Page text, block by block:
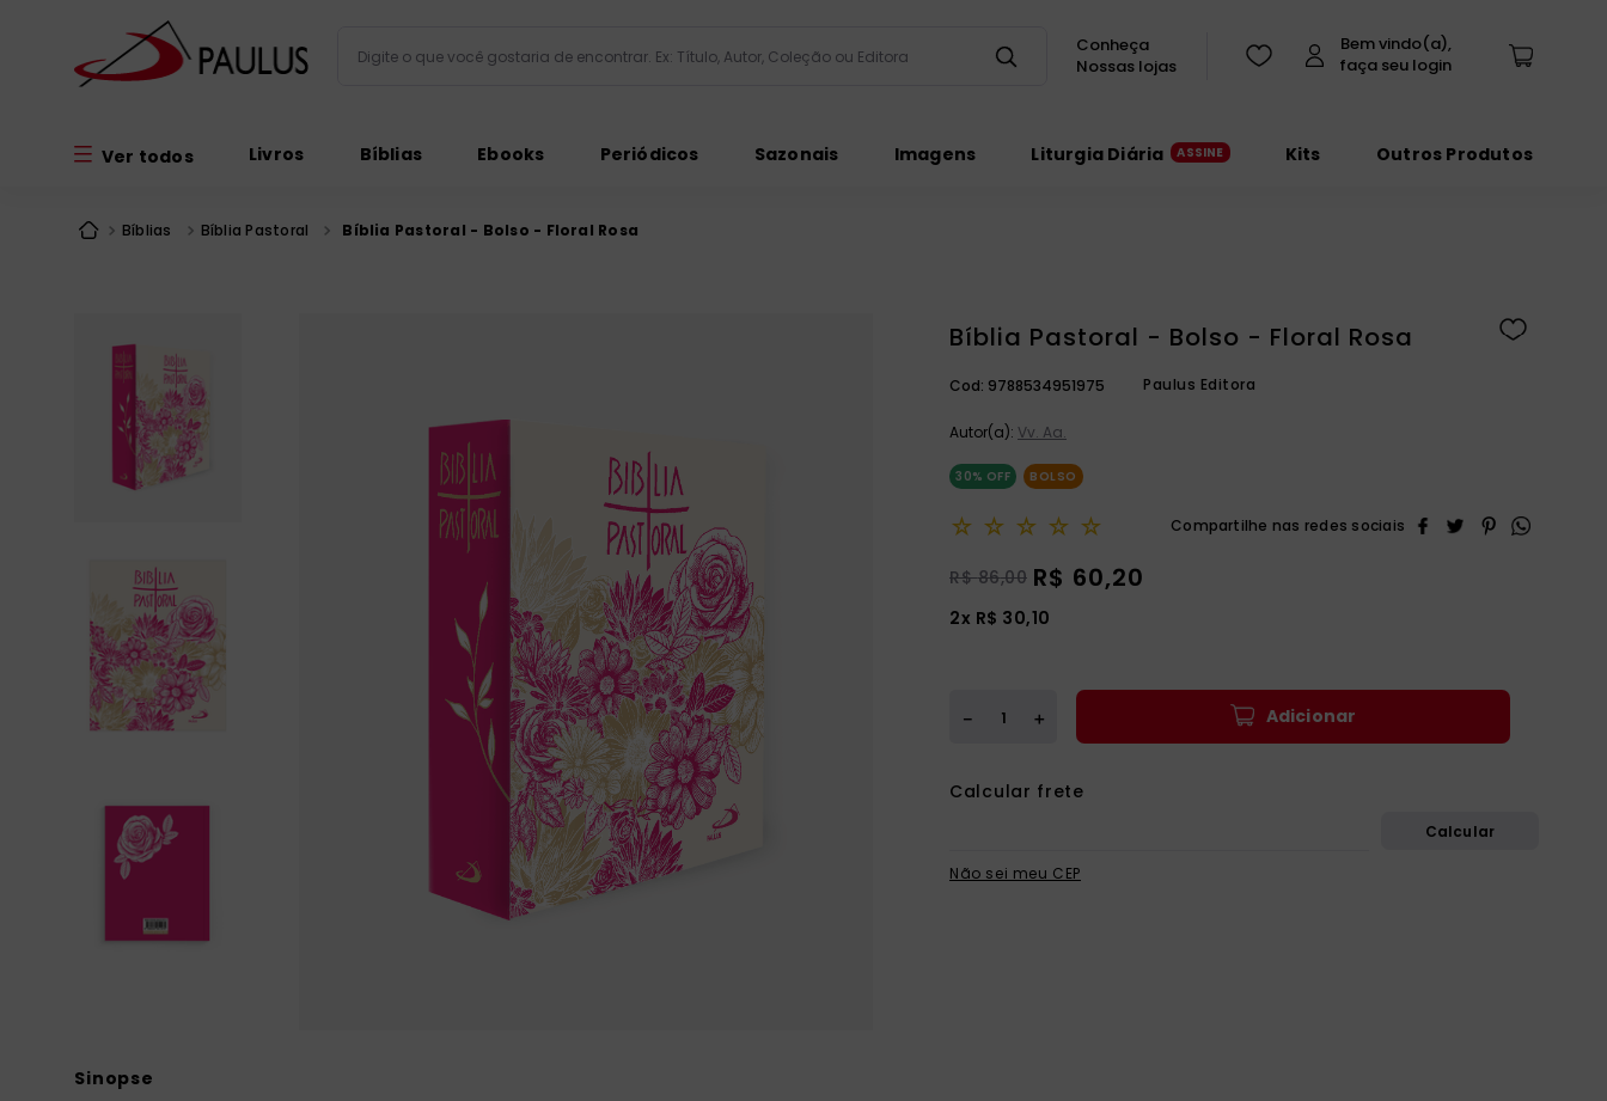
Conheça
Nossas lojas
Ver todos Livros Bíblias Ebooks Periódicos Sazonais Imagens Liturgia Diária Kits Outros Produtos
Bíblias Bíblia Pastoral Bíblia Pastoral - Bolso - Floral Rosa
Bíblia Pastoral - Bolso - Floral Rosa
Cod: 9788534951975 Paulus Editora
Autor(a): Vv. Aa.
30% OFF BOLSO
☆ ☆ ☆ ☆ ☆
R$ 86,00 R$ 60,20
2x R$ 30,10
＋
－ Adicionar
Não sei meu CEP
biblia pastoral
patristica
catequese
liturgia horas